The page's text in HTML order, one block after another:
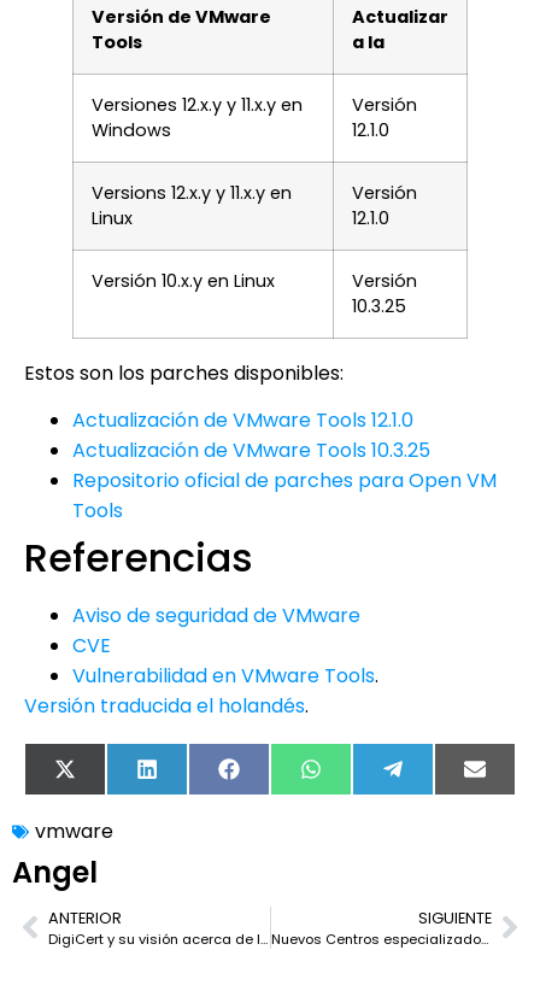
Versión de VMware
Tools
Actualizar
a la
Versiones 12.x.y y 11.x.y en
Windows
Versión
12.1.0
Versions 12.x.y y 11.x.y en
Linux
Versión
12.1.0
Versión 10.x.y en Linux
Versión
10.3.25
Estos son los parches disponibles:
Actualización de VMware Tools 12.1.0
Actualización de VMware Tools 10.3.25
Repositorio oficial de parches para Open VM
Tools
Referencias
Aviso de seguridad de VMware
CVE
Vulnerabilidad en VMware Tools.
Versión traducida el holandés.
X
(Twitter)
LinkedIn FacebookWhatsApp TelegramEmail
vmware
Angel
ANTERIOR
DigiCert y su visión acerca de la Ciberseguridad en la era del ransomware
SIGUIENTE
Nuevos Centros especializados en servicios de Ciberseguridad y Cloud en Málaga de CapGemini